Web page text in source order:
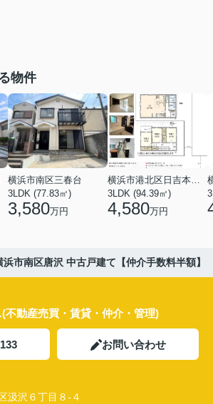
物件
横浜市南区三春台
3LDK (77.83㎡)
3,580万円
横浜市港北区日吉本町６丁目
3LDK (94.39㎡)
4,580万円
浜市南区唐沢 中古戸建て【仲介手数料半額】
不動産売買・賃貸・仲介・管理)
お問い合わせ
汲沢６丁目８-４